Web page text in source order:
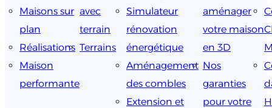
Maisons sur
plan
Réalisations
Maison
performante
avec
terrain
Terrains
Simulateur
rénovation
énergétique
Aménagement
des combles
Extension et
aménager
votre maison
en 3D
Nos
garanties
pour votre